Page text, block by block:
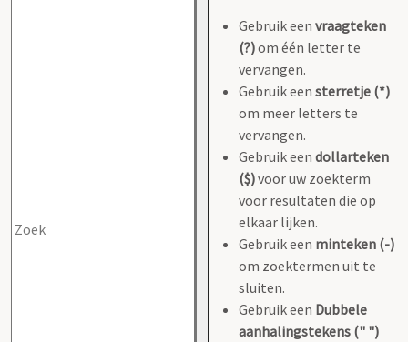
Gebruik een vraagteken
(?)om één letter te
vervangen.
Gebruik een sterretje (*)
om meer letters te
vervangen.
Gebruik een dollarteken
($)voor uw zoekterm
voor resultaten die op
elkaar lijken.
Gebruik een minteken (-)
om zoektermen uit te
sluiten.
Gebruik een Dubbele
aanhalingstekens (" ")